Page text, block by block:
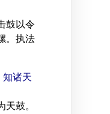
鼓以令
。执法
知诸天
鼓。